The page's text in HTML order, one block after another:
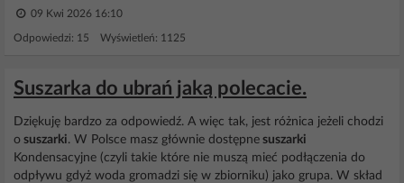
09 Kwi 2026 16:10
Odpowiedzi: 15 Wyświetleń: 1125
Suszarka do ubrań jaką polecacie.
Dziękuję bardzo za odpowiedź. A więc tak, jest różnica jeżeli chodzi
o suszarki. W Polsce masz głównie dostępne suszarki
Kondensacyjne (czyli takie które nie muszą mieć podłączenia do
odpływu gdyż woda gromadzi się w zbiorniku) jako grupa. W skład